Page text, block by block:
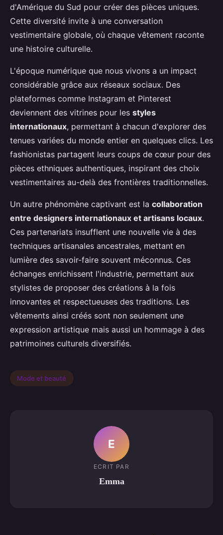
d'Amérique du Sud pour créer des pièces uniques.
Cette diversité invite à une conversation
vestimentaire globale, où chaque vêtement raconte
une histoire culturelle.
L'époque numérique que nous vivons a un impact
considérable grâce aux réseaux sociaux. Des
plateformes comme Instagram et Pinterest
deviennent des vitrines pour les styles
internationaux, permettant à chacun d'explorer des
tenues variées du monde entier en quelques clics. Les
fashionistas partagent leurs coups de cœur pour des
pièces ethniques authentiques, inspirant des choix
vestimentaires au-delà des frontières traditionnelles.
Un autre phénomène captivant est la collaboration
entre designers internationaux et artisans locaux.
Ces partenariats insufflent une nouvelle vie à des
techniques artisanales ancestrales, mettant en
lumière des savoir-faire souvent méconnus. Ces
échanges enrichissent l'industrie, permettant aux
stylistes de proposer des créations à la fois
innovantes et respectueuses des traditions. Les
vêtements ainsi créés sont non seulement une
expression artistique mais aussi un hommage à des
patrimoines culturels diversifiés.
Mode et beauté
E
ECRIT PAR
Emma